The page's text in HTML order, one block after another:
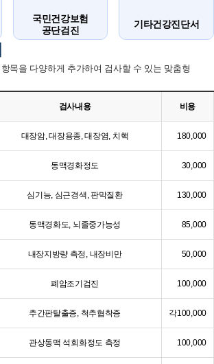
국민건강보험
공단검진
기타건강진단서
목을 다양하게 추가하여 검사할 수 있는 맞춤형
검사내용 비용
대장암, 대장용종, 대장염, 치핵 180,000
동맥경화정도 30,000
심기능, 심근경색, 판막질환 130,000
동맥경화도, 뇌졸중가능성 85,000
내장지방량 측정, 내장비만 50,000
폐암조기검진 100,000
추간판탈출증, 척추협착증 각100,000
관상동맥 석회화정도 측정 100,000